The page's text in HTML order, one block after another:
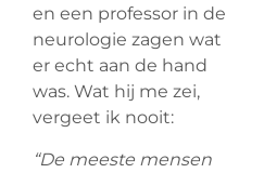
en een professor in de
neurologie zagen wat
er echt aan de hand
was. Wat hij me zei,
vergeet ik nooit:
“De meeste mensen